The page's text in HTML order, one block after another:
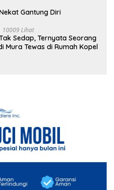
Gantung Diri
10009 Lihat
Sedap, Ternyata Seorang
Mura Tewas di Rumah Kopel